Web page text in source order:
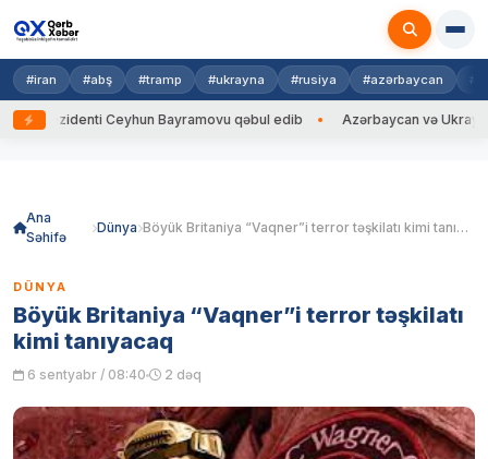
#iran #abş #tramp #ukrayna #rusiya #azərbaycan
Ceyhun Bayramovu qəbul edib Azərbaycan və Ukrayna XİN
Ana
Səhifə
Dünya Böyük Britaniya “Vaqner”i terror təşkilatı kimi tanıyacaq
DÜNYA
Böyük Britaniya “Vaqner”i terror təşkilatı
kimi tanıyacaq
6 sentyabr / 08:40 2 dəq